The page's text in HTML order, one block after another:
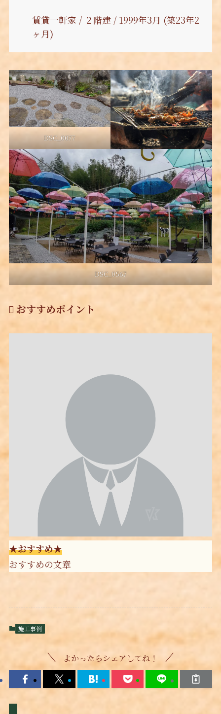
賃貸一軒家 / ２階建 / 1999年3月 (築23年2
ヶ月)
DSC_0077
DSC_0567
おすすめポイント
★おすすめ★
おすすめの文章
施工事例
よかったらシェアしてね！